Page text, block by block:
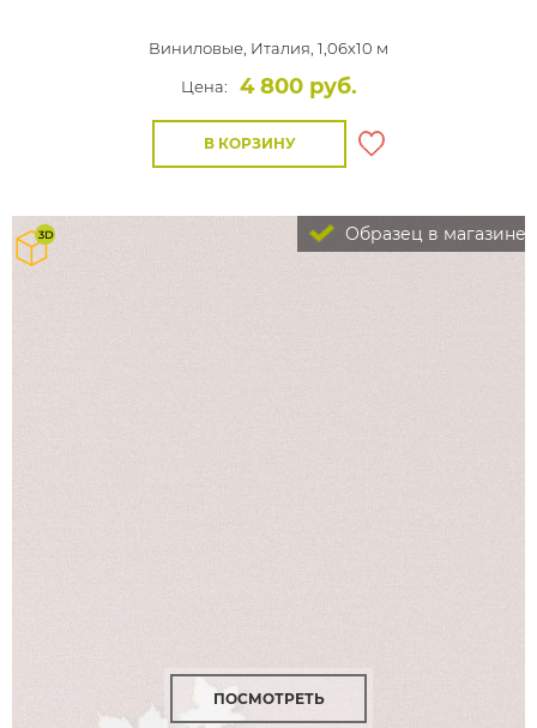
Виниловые, Италия, 1,06x10 м
Цена:
4 800 руб.
В КОРЗИНУ
Образец в магазине
ПОСМОТРЕТЬ